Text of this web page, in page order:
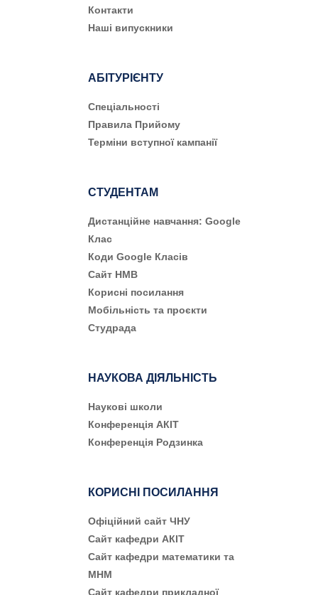
Контакти
Наші випускники
АБІТУРІЄНТУ
Cпеціальності
Правила Прийому
Терміни вступної кампанії
СТУДЕНТАМ
Дистанційне навчання: Google
Клас
Коди Google Класів
Сайт НМВ
Корисні посилання
Мобільність та проєкти
Студрада
НАУКОВА ДІЯЛЬНІСТЬ
Наукові школи
Конференція АКІТ
Конференція Родзинка
КОРИСНІ ПОСИЛАННЯ
Офіційний сайт ЧНУ
Сайт кафедри АКІТ
Сайт кафедри математики та
МНМ
Сайт кафедри прикладної